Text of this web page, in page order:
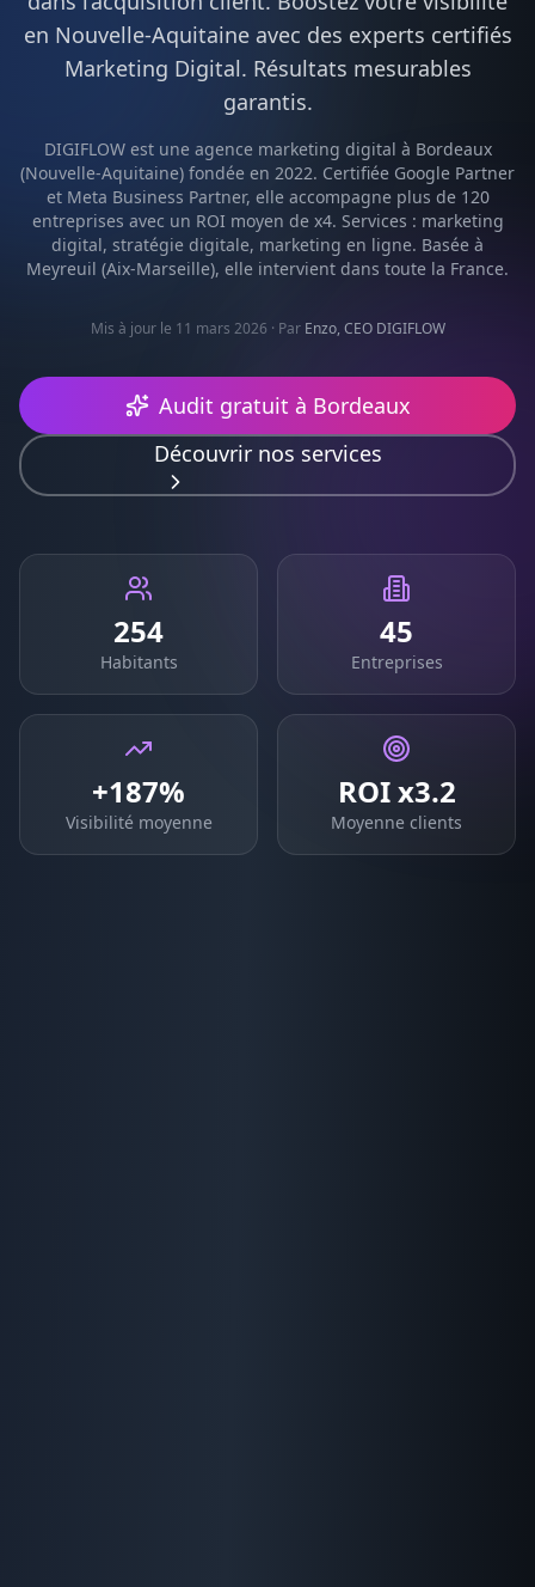
en Nouvelle-Aquitaineavec des experts certifiés
Marketing Digital. Résultats mesurables
garantis.
DIGIFLOW est une agence marketing digital à Bordeaux
(Nouvelle-Aquitaine) fondée en 2022. Certifiée Google Partner
et Meta Business Partner, elle accompagne plus de 120
entreprises avec un ROI moyen de x4. Services : marketing
digital, stratégie digitale, marketing en ligne. Basée à
Meyreuil (Aix-Marseille), elle intervient dans toute la France.
Mis à jour le 11 mars 2026 · Par Enzo, CEO DIGIFLOW
Audit gratuit à Bordeaux
Découvrir nos services
254
Habitants
45
Entreprises
+187%
Visibilité moyenne
ROI x3.2
Moyenne clients